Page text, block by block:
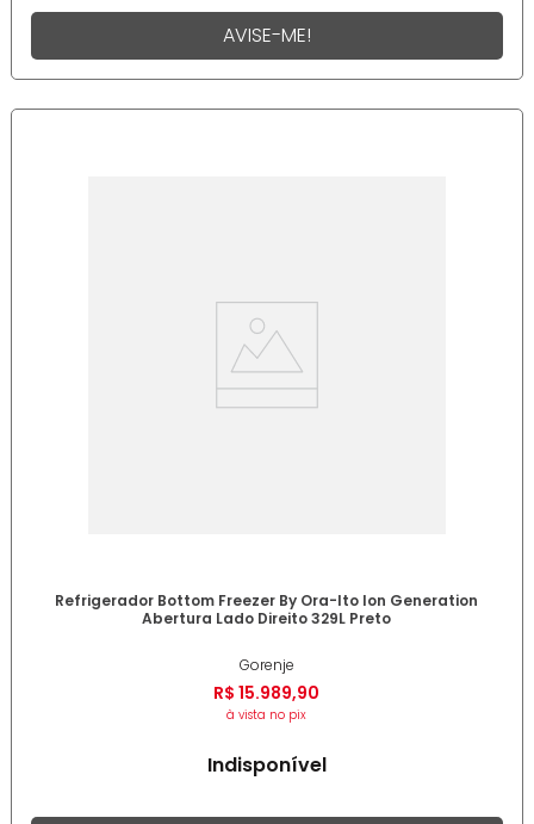
AVISE-ME!
Refrigerador Bottom Freezer By Ora-Ito Ion Generation
Abertura Lado Direito 329L Preto
Gorenje
R$ 15.989,90
à vista no pix
Indisponível